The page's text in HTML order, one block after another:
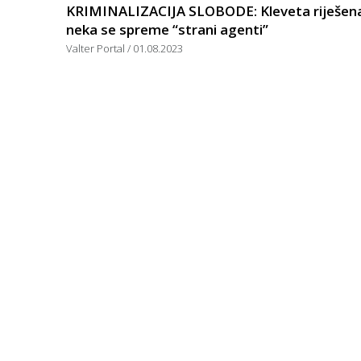
KRIMINALIZACIJA SLOBODE: Kleveta
neka se spreme “strani agenti”
Valter Portal 01.08.2023